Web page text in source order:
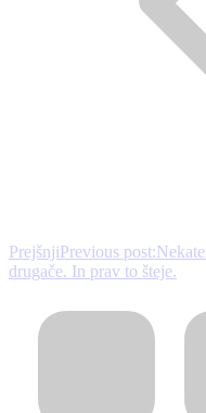
PrejšnjiPrevious post:
drugače. In prav to šteje.